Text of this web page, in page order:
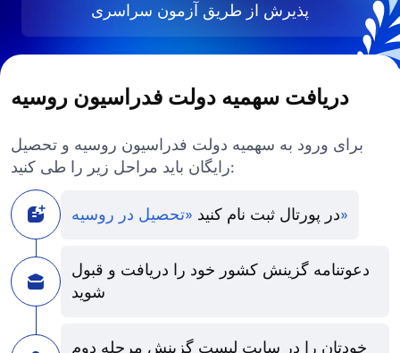
پذیرش از طریق آزمون سراسری
دریافت سهمیه دولت فدراسیون روسیه
برای ورود به سهمیه دولت فدراسیون روسیه و تحصیل
رایگان باید مراحل زیر را طی کنید:
در پورتال ثبت نام کنید«تحصیل در روسیه»
دعوتنامه گزینش کشور خود را دریافت و قبول
شوید
خودتان را در سایت لیست گزینش مرحله دوم